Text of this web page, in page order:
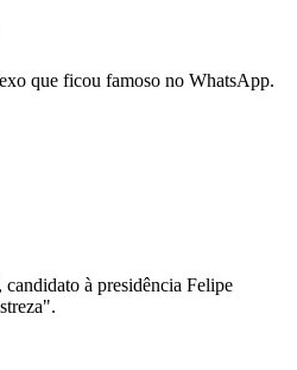
que ficou famoso no WhatsApp.
à presidência Felipe